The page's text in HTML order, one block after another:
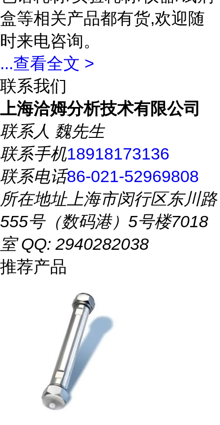
盒等相关产品都有货,欢迎随
时来电咨询。
...查看全文 >
联系我们
上海洽姆分析技术有限公司
联系人 魏先生
联系手机18918173136
联系电话86-021-52969808
所在地址上海市闵行区东川路
555号（数码港）5号楼7018
室 QQ: 2940282038
推荐产品